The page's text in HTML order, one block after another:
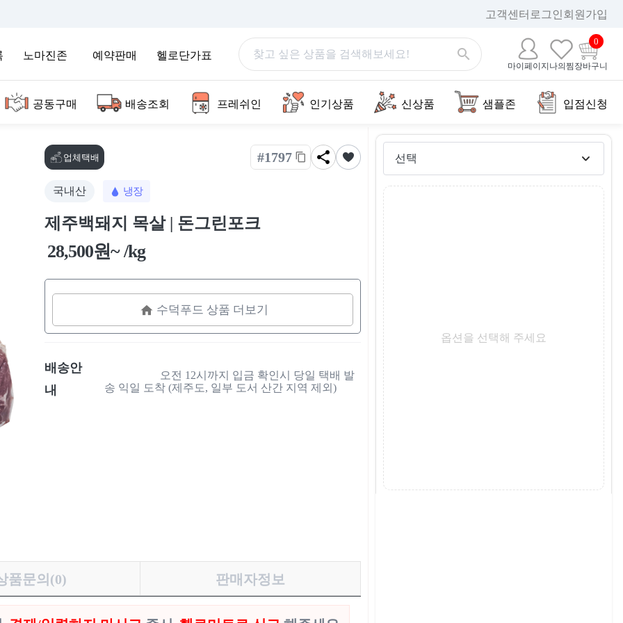
고객센터 로그인 회원가입
노마진존 예약판매 헬로단가표
마이페이지 나의찜 장바구니
0
공동구매 배송조회 프레쉬인 인기상품 신상품 샘플존 입점신청
업체택배 #1797
국내산 냉장
제주백돼지 목살 | 돈그린포크
28,500원~ /kg
수덕푸드 상품 더보기
배송안
내
송 익일 도착 (제주도, 일부 도서 산간 지역 제외)
품문의(0) 판매자정보
옵션을 선택해 주세요